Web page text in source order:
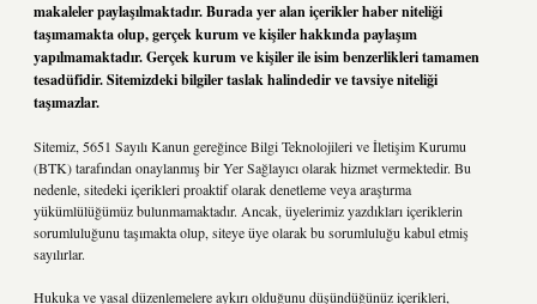
makaleler paylaşılmaktadır. Burada yer alan içerikler haber niteliği
taşımamakta olup, gerçek kurum ve kişiler hakkında paylaşım
yapılmamaktadır. Gerçek kurum ve kişiler ile isim benzerlikleri tamamen
tesadüfidir. Sitemizdeki bilgiler taslak halindedir ve tavsiye niteliği
taşımazlar.
Sitemiz, 5651 Sayılı Kanun gereğince Bilgi Teknolojileri ve İletişim Kurumu
(BTK) tarafından onaylanmış bir Yer Sağlayıcı olarak hizmet vermektedir. Bu
nedenle, sitedeki içerikleri proaktif olarak denetleme veya araştırma
yükümlülüğümüz bulunmamaktadır. Ancak, üyelerimiz yazdıkları içeriklerin
sorumluluğunu taşımakta olup, siteye üye olarak bu sorumluluğu kabul etmiş
sayılırlar.
Hukuka ve yasal düzenlemelere aykırı olduğunu düşündüğünüz içerikleri,